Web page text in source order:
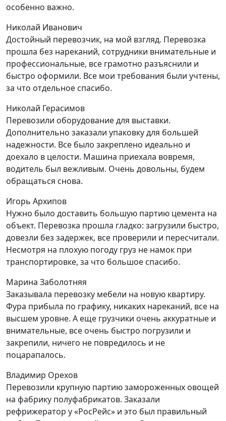
особенно важно.
Николай Иванович
Достойный перевозчик, на мой взгляд. Перевозка
прошла без нареканий, сотрудники внимательные и
профессиональные, все грамотно разъяснили и
быстро оформили. Все мои требования были учтены,
за что отдельное спасибо.
Николай Герасимов
Перевозили оборудование для выставки.
Дополнительно заказали упаковку для большей
надежности. Все было закреплено идеально и
доехало в целости. Машина приехала вовремя,
водитель был вежливым. Очень довольны, будем
обращаться снова.
Игорь Архипов
Нужно было доставить большую партию цемента на
объект. Перевозка прошла гладко: загрузили быстро,
довезли без задержек, все проверили и пересчитали.
Несмотря на плохую погоду груз не намок при
транспортировке, за что большое спасибо.
Марина Заболотняя
Заказывала перевозку мебели на новую квартиру.
Фура прибыла по графику, никаких нареканий, все на
высшем уровне. А еще грузчики очень аккуратные и
внимательные, все очень быстро погрузили и
закрепили, ничего не повредилось и не
поцарапалось.
Владимир Орехов
Перевозили крупную партию замороженных овощей
на фабрику полуфабрикатов. Заказали
рефрижератор у «РосРейс» и это был правильный